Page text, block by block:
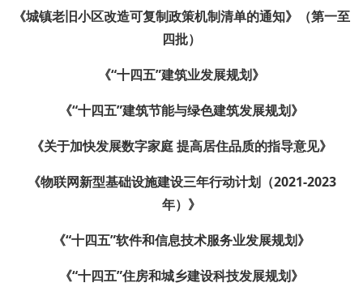
《城镇老旧小区改造可复制政策机制清单的通知》（第一至
四批）
《“十四五”建筑业发展规划》
《“十四五”建筑节能与绿色建筑发展规划》
《关于加快发展数字家庭 提高居住品质的指导意见》
《物联网新型基础设施建设三年行动计划（2021-2023
年）》
《“十四五”软件和信息技术服务业发展规划》
《“十四五”住房和城乡建设科技发展规划》